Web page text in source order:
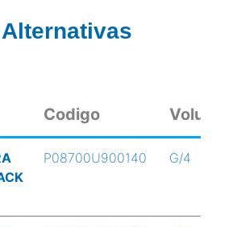
Codigo Volumen
P08700U900140 G/4